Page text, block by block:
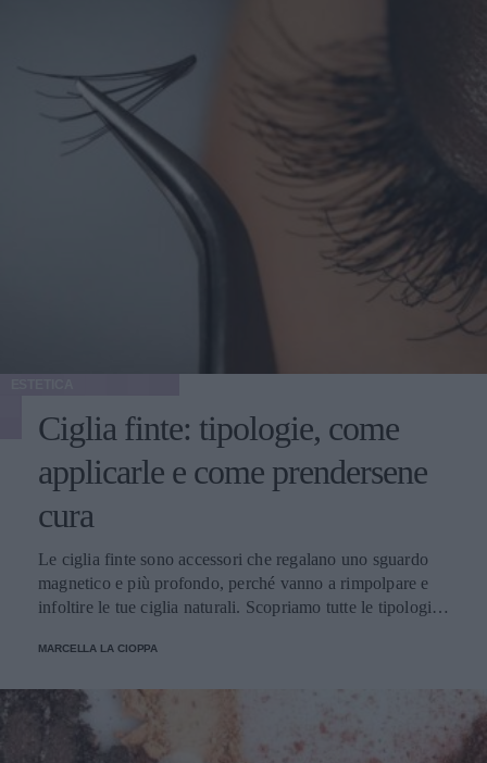
Ciglia finte: tipologie, come
applicarle e come prendersene
cura
Le ciglia finte sono accessori che regalano uno sguardo
magnetico e più profondo, perché vanno a rimpolpare e
infoltire le tue ciglia naturali. Scopriamo tutte le tipologie,
MARCELLA LA CIOPPA